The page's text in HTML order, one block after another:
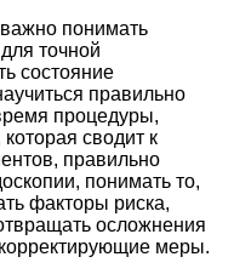
понимать
точной
состояние
правильно
процедуры,
сводит к
правильно
понимать то,
факторы риска,
осложнения
меры.